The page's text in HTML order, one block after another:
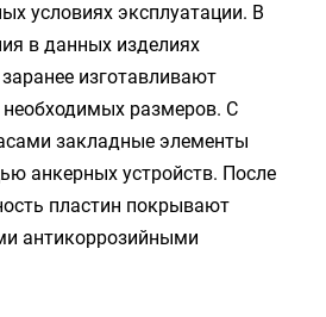
условиях эксплуатации. В
в данных изделиях
изготавливают
размеров. С
закладные элементы
анкерных устройств. После
пластин покрывают
антикоррозийными